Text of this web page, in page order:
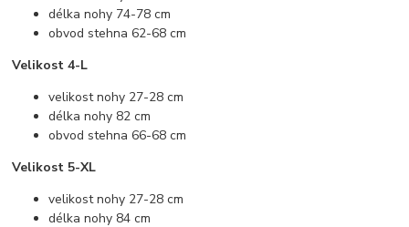
délka nohy 74-78 cm
obvod stehna 62-68 cm
Velikost 4-L
velikost nohy 27-28 cm
délka nohy 82 cm
obvod stehna 66-68 cm
Velikost 5-XL
velikost nohy 27-28 cm
délka nohy 84 cm